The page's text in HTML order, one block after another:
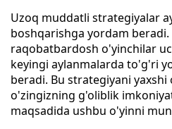
Uzoq muddatli strategiyalar
boshqarishga yordam beradi.
raqobatbardosh o'yinchilar
keyingi aylanmalarda to'g'ri
beradi. Bu strategiyani
o'zingizning g'oliblik
maqsadida ushbu o'yinni